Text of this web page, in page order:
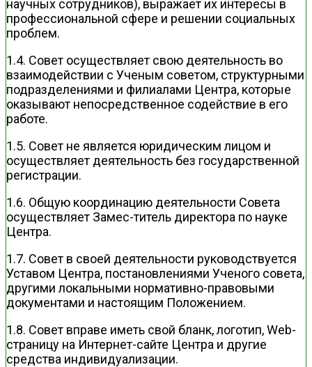
научных сотрудников), выражает их интересы в
профессиональной сфере и решении социальных
проблем.
1.4. Совет осуществляет свою деятельность во
взаимодействии с Ученым советом, структурными
подразделениями и филиалами Центра, которые
оказывают непосредственное содействие в его
работе.
1.5. Совет не является юридическим лицом и
осуществляет деятельность без государственной
регистрации.
1.6. Общую координацию деятельности Совета
осуществляет Замес-титель директора по науке
Центра.
1.7. Совет в своей деятельности руководствуется
Уставом Центра, постановлениями Ученого совета,
другими локальными нормативно-правовыми
документами и настоящим Положением.
1.8. Совет вправе иметь свой бланк, логотип, Web-
страницу на Интернет-сайте Центра и другие
средства индивидуализации.